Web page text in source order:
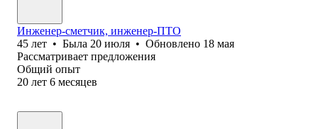
Инженер-сметчик, инженер-ПТО
45 лет • Была 20 июля • Обновлено 18 мая
Рассматривает предложения
Общий опыт
20 лет 6 месяцев